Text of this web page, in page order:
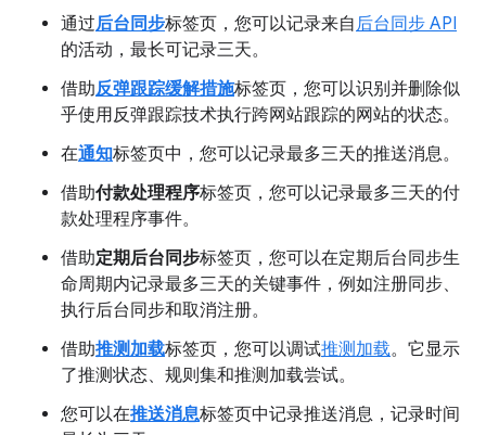
通过后台同步标签页，您可以记录来自后台同步 API
的活动，最长可记录三天。
借助反弹跟踪缓解措施标签页，您可以识别并删除似
乎使用反弹跟踪技术执行跨网站跟踪的网站的状态。
在通知标签页中，您可以记录最多三天的推送消息。
借助付款处理程序标签页，您可以记录最多三天的付
款处理程序事件。
借助定期后台同步标签页，您可以在定期后台同步生
命周期内记录最多三天的关键事件，例如注册同步、
执行后台同步和取消注册。
借助推测加载标签页，您可以调试推测加载。它显示
了推测状态、规则集和推测加载尝试。
您可以在推送消息标签页中记录推送消息，记录时间